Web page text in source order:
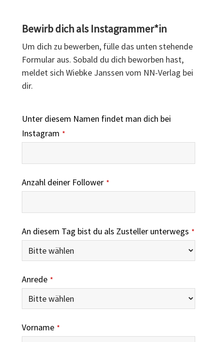
Bewirb dich als Instagrammer*in
Um dich zu bewerben, fülle das unten stehende
Formular aus. Sobald du dich beworben hast,
meldet sich Wiebke Janssen vom NN-Verlag bei
dir.
Unter diesem Namen findet man dich bei
Instagram *
Anzahl deiner Follower *
An diesem Tag bist du als Zusteller unterwegs *
Email
Address
*
Anrede *
Vorname *